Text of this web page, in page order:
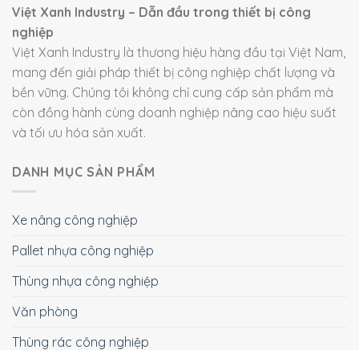
Việt Xanh Industry – Dẫn đầu trong thiết bị công
nghiệp
Việt Xanh Industry là thương hiệu hàng đầu tại Việt Nam,
mang đến giải pháp thiết bị công nghiệp chất lượng và
bền vững. Chúng tôi không chỉ cung cấp sản phẩm mà
còn đồng hành cùng doanh nghiệp nâng cao hiệu suất
và tối ưu hóa sản xuất.
DANH MỤC SẢN PHẨM
Xe nâng công nghiệp
Pallet nhựa công nghiệp
Thùng nhựa công nghiệp
Văn phòng
Thùng rác công nghiệp